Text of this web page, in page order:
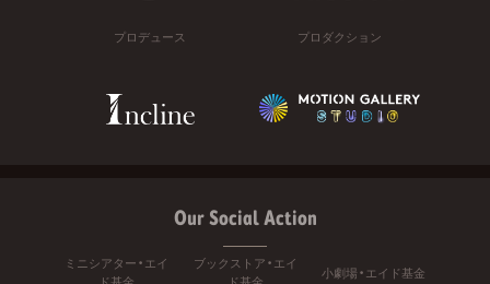
プロデュース プロダクション
Our Social Action
ミニシアター・エイ
ブックストア・エイ
小劇場・エイド基金